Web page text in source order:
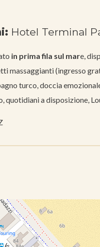
Hotel Terminal
in prima fila sul mare,
massaggianti (ingresso
turco, doccia
quotidiani a disposizione,